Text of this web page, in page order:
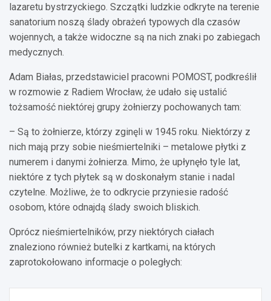
lazaretu bystrzyckiego. Szczątki ludzkie odkryte na terenie
sanatorium noszą ślady obrażeń typowych dla czasów
wojennych, a także widoczne są na nich znaki po zabiegach
medycznych.
Adam Białas, przedstawiciel pracowni POMOST, podkreślił
w rozmowie z Radiem Wrocław, że udało się ustalić
tożsamość niektórej grupy żołnierzy pochowanych tam:
– Są to żołnierze, którzy zginęli w 1945 roku. Niektórzy z
nich mają przy sobie nieśmiertelniki – metalowe płytki z
numerem i danymi żołnierza. Mimo, że upłynęło tyle lat,
niektóre z tych płytek są w doskonałym stanie i nadal
czytelne. Możliwe, że to odkrycie przyniesie radość
osobom, które odnajdą ślady swoich bliskich.
Oprócz nieśmiertelników, przy niektórych ciałach
znaleziono również butelki z kartkami, na których
zaprotokołowano informacje o poległych: